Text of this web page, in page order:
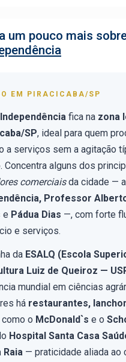
um pouco mais
EM PIRACICABA/SP
fica na zona
SP, ideal para quem
a serviços sem a agitação
Concentra alguns dos
comerciaisda cidade —
Professor
e Pádua Dias —, com forte
e serviços.
da ESALQ (Escola
Luiz de Queiroz —
mundial em ciências
há restaurantes,
como o McDonald`s e o
Hospital Santa Casa
Raia — praticidade aliada ao